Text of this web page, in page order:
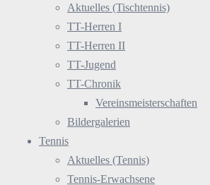
Aktuelles (Tischtennis)
TT-Herren I
TT-Herren II
TT-Jugend
TT-Chronik
Vereinsmeisterschaften
Bildergalerien
Tennis
Aktuelles (Tennis)
Tennis-Erwachsene